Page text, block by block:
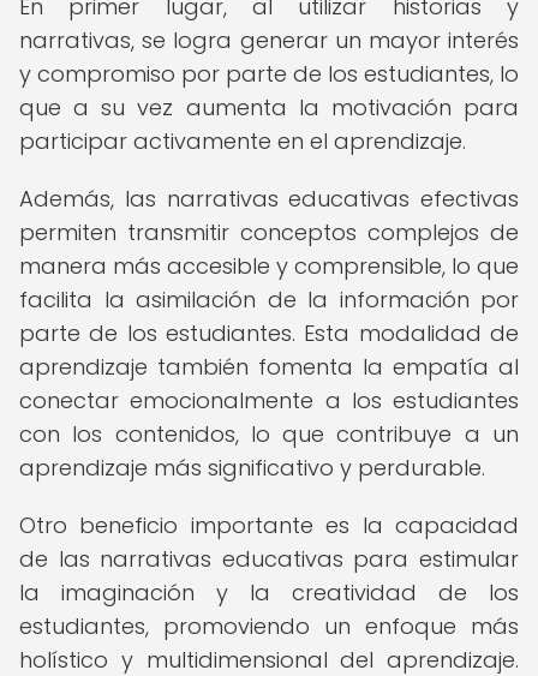
En primer lugar, al utilizar historias y
narrativas, se logra generar un mayor interés
y compromiso por parte de los estudiantes, lo
que a su vez aumenta la motivación para
participar activamente en el aprendizaje.
Además, las narrativas educativas efectivas
permiten transmitir conceptos complejos de
manera más accesible y comprensible, lo que
facilita la asimilación de la información por
parte de los estudiantes. Esta modalidad de
aprendizaje también fomenta la empatía al
conectar emocionalmente a los estudiantes
con los contenidos, lo que contribuye a un
aprendizaje más significativo y perdurable.
Otro beneficio importante es la capacidad
de las narrativas educativas para estimular
la imaginación y la creatividad de los
estudiantes, promoviendo un enfoque más
holístico y multidimensional del aprendizaje.